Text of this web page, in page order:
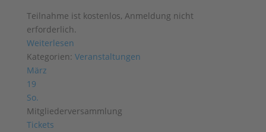
Teilnahme ist kostenlos, Anmeldung nicht
erforderlich.
Weiterlesen
Kategorien: Veranstaltungen
März
19
So.
Mitgliederversammlung
Tickets